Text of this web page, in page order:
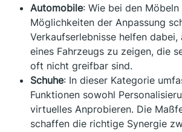
Automobile: Wie bei den
Möglichkeiten der Anpassung
Verkaufserlebnisse helfen dabei,
eines Fahrzeugs zu zeigen, die
oft nicht greifbar sind.
Schuhe: In dieser Kategorie
Funktionen sowohl
virtuelles Anprobieren. Die
schaffen die richtige Synergie